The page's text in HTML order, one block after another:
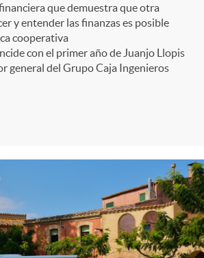
que demuestra que otra
y entender las finanzas es posible
cooperativa
con el primer año de Juanjo Llopis
general del Grupo Caja Ingenieros